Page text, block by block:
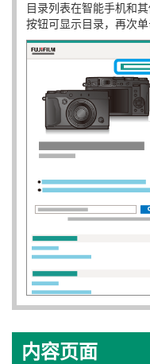
目录列表在智能手机和
按钮可显示目录，再次单
内容页面